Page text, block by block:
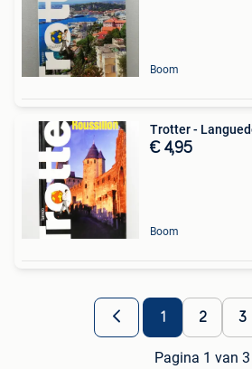
Boom
Trotter -
€ 4,95
Boom
1 2 3
Pagina 1 van 3